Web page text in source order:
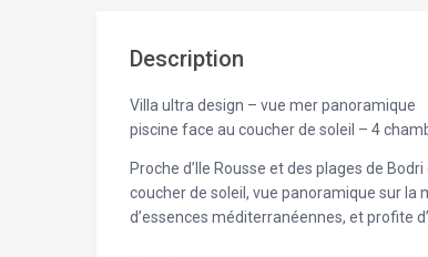
Description
Villa ultra design – vue mer panoramique
piscine face au coucher de soleil – 4
Proche d’Ile Rousse et des plages de
coucher de soleil, vue panoramique sur la
d’essences méditerranéennes, et profite